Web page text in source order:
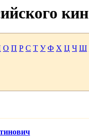
О П Р С Т У Ф Х Ц Ч Ш